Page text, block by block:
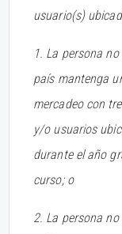
usuario(s)
1. La persona
país mantenga
mercadeo con
y/o usuarios
durante el año
curso; o
2. La persona